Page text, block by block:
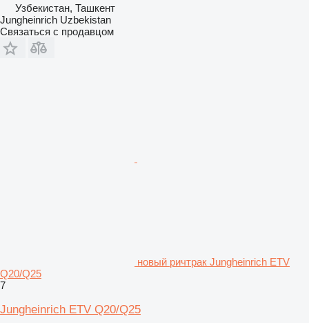
Узбекистан, Ташкент
Jungheinrich Uzbekistan
Связаться с продавцом
новый ричтрак Jungheinrich ETV
Q20/Q25
7
Jungheinrich ETV Q20/Q25